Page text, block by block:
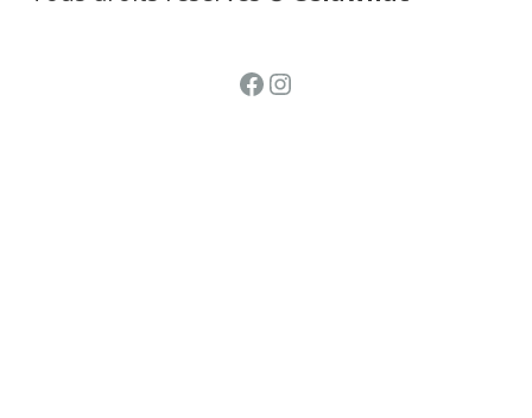
Facebook
Instagram